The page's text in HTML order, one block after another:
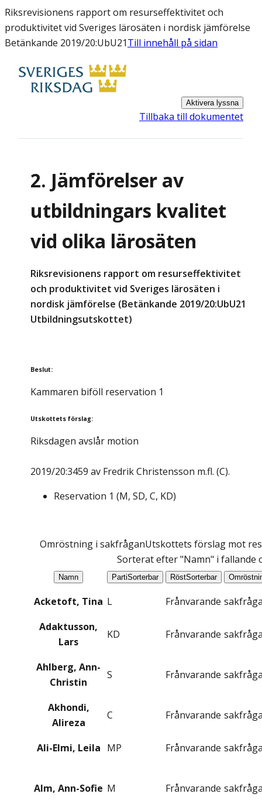
Riksrevisionens rapport om resurseffektivitet och
produktivitet vid Sveriges lärosäten i nordisk jämförelse
Betänkande 2019/20:UbU21Till innehåll på sidan
Aktivera lyssna
Tillbaka till dokumentet
2. Jämförelser av
utbildningars kvalitet
vid olika lärosäten
Riksrevisionens rapport om resurseffektivitet
och produktivitet vid Sveriges lärosäten i
nordisk jämförelse (Betänkande 2019/20:UbU21
Utbildningsutskottet)
Beslut:
Kammaren biföll reservation 1
Utskottets förslag:
Riksdagen avslår motion
2019/20:3459 av Fredrik Christensson m.fl. (C).
Reservation 1 (M, SD, C, KD)
Omröstning i sakfråganUtskottets förslag mot
Sorterat efter "Namn" i fallande
Namn PartiSorterbar RöstSorterbar
Acketoft, Tina L Frånvarande
Adaktusson,
Lars
KD Frånvarande
Ahlberg, Ann-
Christin
S Frånvarande
Akhondi,
Alireza
C Frånvarande
Ali-Elmi, Leila MP Frånvarande
Alm, Ann-Sofie M Frånvarande